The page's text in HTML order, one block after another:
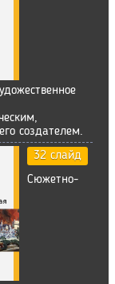
создателем.
32 слайд
Сюжетно-